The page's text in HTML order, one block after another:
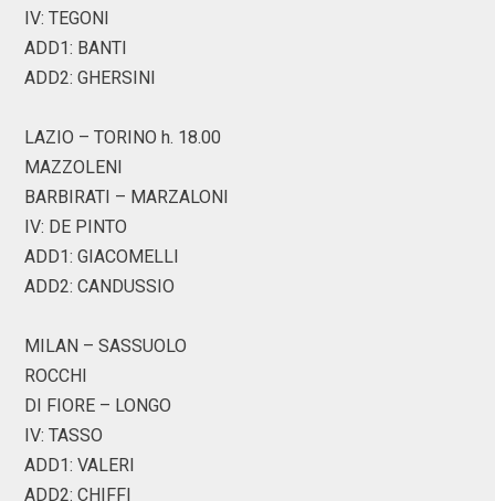
IV: TEGONI
ADD1: BANTI
ADD2: GHERSINI
LAZIO – TORINO h. 18.00
MAZZOLENI
BARBIRATI – MARZALONI
IV: DE PINTO
ADD1: GIACOMELLI
ADD2: CANDUSSIO
MILAN – SASSUOLO
ROCCHI
DI FIORE – LONGO
IV: TASSO
ADD1: VALERI
ADD2: CHIFFI